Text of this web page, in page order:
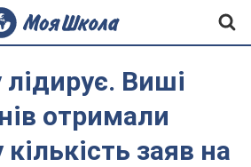
лідирує. Виші
отримали
заяв на